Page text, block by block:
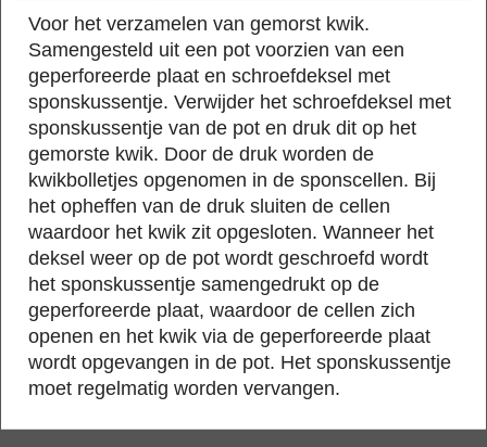
Voor het verzamelen van gemorst kwik.
Samengesteld uit een pot voorzien van een
geperforeerde plaat en schroefdeksel met
sponskussentje. Verwijder het schroefdeksel met
sponskussentje van de pot en druk dit op het
gemorste kwik. Door de druk worden de
kwikbolletjes opgenomen in de sponscellen. Bij
het opheffen van de druk sluiten de cellen
waardoor het kwik zit opgesloten. Wanneer het
deksel weer op de pot wordt geschroefd wordt
het sponskussentje samengedrukt op de
geperforeerde plaat, waardoor de cellen zich
openen en het kwik via de geperforeerde plaat
wordt opgevangen in de pot. Het sponskussentje
moet regelmatig worden vervangen.